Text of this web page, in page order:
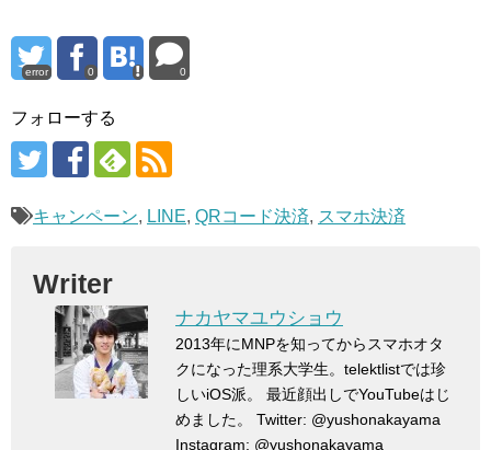
error 0 0
フォローする
キャンペーン, LINE, QRコード決済, スマホ決済
Writer
ナカヤマユウショウ
2013年にMNPを知ってからスマホオタ
クになった理系大学生。telektlistでは珍
しいiOS派。 最近顔出しでYouTubeはじ
めました。 Twitter: @yushonakayama
Instagram: @yushonakayama